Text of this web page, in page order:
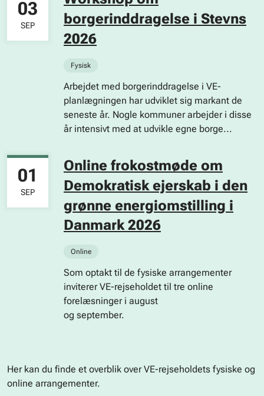
borgerinddragelse i Stevns
2026
03
SEP
Fysisk
Arbejdet med borgerinddragelse i VE-
planlægningen har udviklet sig markant de
seneste år. Nogle kommuner arbejder i disse
år intensivt med at udvikle egne borge...
Online frokostmøde om
Demokratisk ejerskab i den
grønne energiomstilling i
Danmark 2026
01
SEP
Online
Som optakt til de fysiske arrangementer
inviterer VE-rejseholdet til tre online
forelæsninger i august
og september.
Her kan du finde et overblik over VE-rejseholdets fysiske og
online arrangementer.